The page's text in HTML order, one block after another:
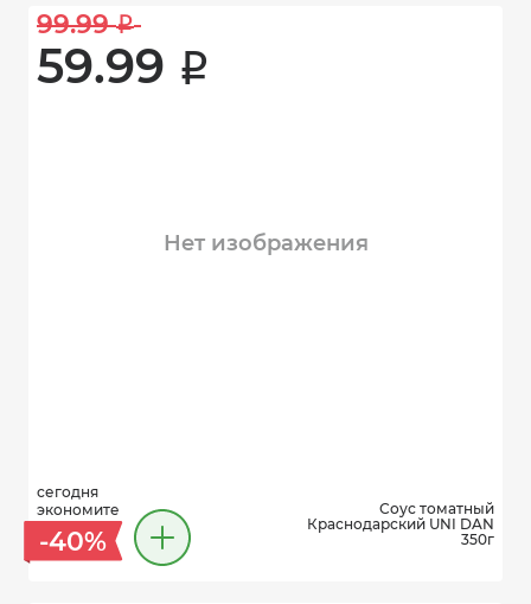
99.99 i
59.99 i
Нет изображения
сегодня
экономите
-40%
Соус томатный
Краснодарский UNI DAN
350г